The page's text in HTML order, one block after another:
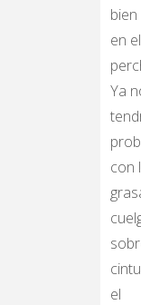
en el
Ya
con
el